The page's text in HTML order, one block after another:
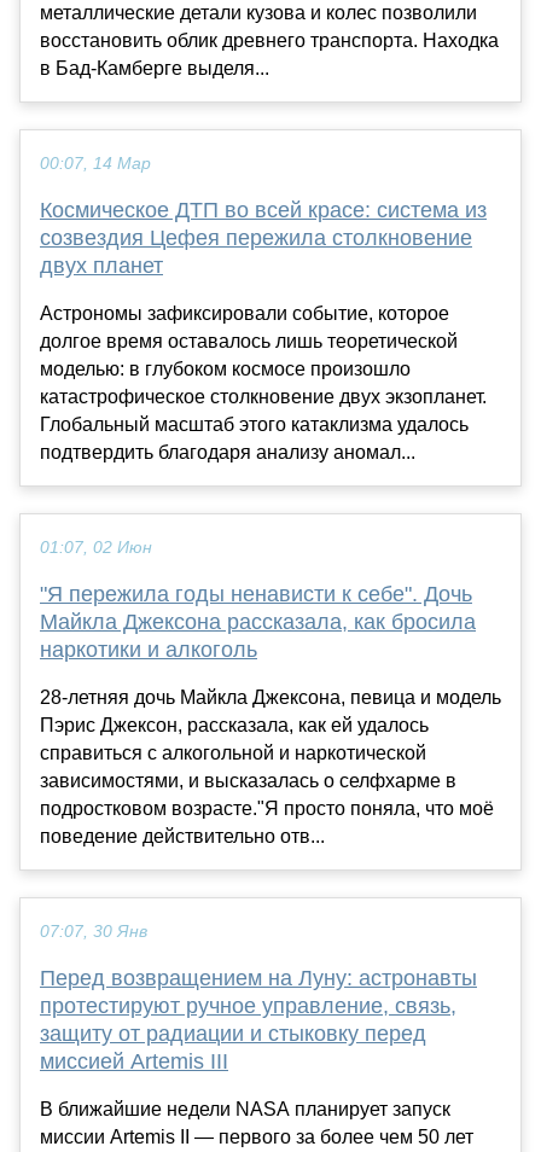
металлические детали кузова и колес позволили
восстановить облик древнего транспорта. Находка
в Бад-Камберге выделя...
00:07, 14 Мар
Космическое ДТП во всей красе: система из
созвездия Цефея пережила столкновение
двух планет
Астрономы зафиксировали событие, которое
долгое время оставалось лишь теоретической
моделью: в глубоком космосе произошло
катастрофическое столкновение двух экзопланет.
Глобальный масштаб этого катаклизма удалось
подтвердить благодаря анализу аномал...
01:07, 02 Июн
"Я пережила годы ненависти к себе". Дочь
Майкла Джексона рассказала, как бросила
наркотики и алкоголь
28-летняя дочь Майкла Джексона, певица и модель
Пэрис Джексон, рассказала, как ей удалось
справиться с алкогольной и наркотической
зависимостями, и высказалась о селфхарме в
подростковом возрасте."Я просто поняла, что моё
поведение действительно отв...
07:07, 30 Янв
Перед возвращением на Луну: астронавты
протестируют ручное управление, связь,
защиту от радиации и стыковку перед
миссией Artemis III
В ближайшие недели NASA планирует запуск
миссии Artemis II — первого за более чем 50 лет